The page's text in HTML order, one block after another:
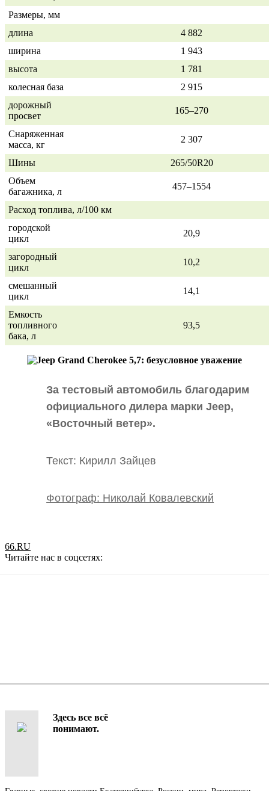
Размеры, мм
длина
4 882
ширина
1 943
высота
1 781
колесная база
2 915
дорожный
просвет
165–270
Снаряженная
масса, кг
2 307
Шины
265/50R20
Объем
багажника, л
457–1554
Расход топлива, л/100 км
городской
цикл
20,9
загородный
цикл
10,2
смешанный
цикл
14,1
Емкость
топливного
бака, л
93,5
За тестовый автомобиль благодарим
официального дилера марки Jeep,
«Восточный ветер».
Текст: Кирилл Зайцев
Фотограф: Николай Ковалевский
66.RU
Читайте нас в соцсетях:
Здесь все всё
понимают.